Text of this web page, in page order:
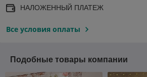
НАЛОЖЕННЫЙ ПЛАТЕЖ
Все условия оплаты
Подобные товары компании